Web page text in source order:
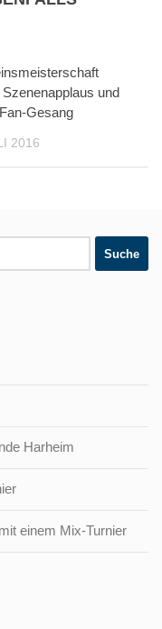
Szenenapplaus und
Gesang
2016
Harheim
einem Mix-Turnier